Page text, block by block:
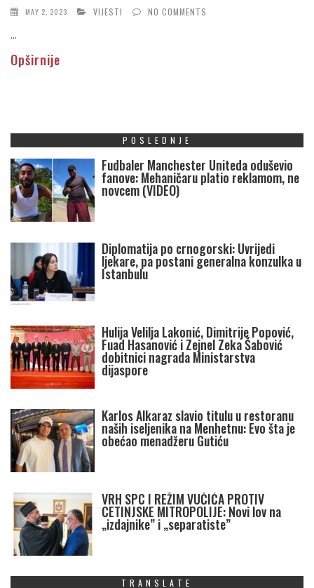
MAY 2, 2023 VIJESTI NO COMMENTS
...
Opširnije
POSLEDNJE
Fudbaler Manchester Uniteda oduševio
fanove: Mehaničaru platio reklamom, ne
novcem (VIDEO)
Diplomatija po crnogorski: Uvrijedi
ljekare, pa postani generalna konzulka u
Istanbulu
Hulija Velilja Lakonić, Dimitrije Popović,
Fuad Hasanović i Zejnel Zeka Šabović
dobitnici nagrada Ministarstva
dijaspore
Karlos Alkaraz slavio titulu u restoranu
naših iseljenika na Menhetnu: Evo šta je
obećao menadžeru Gutiću
VRH SPC I REŽIM VUČIĆA PROTIV
CETINJSKE MITROPOLIJE: Novi lov na
„izdajnike” i „separatiste”
TRANSLATE